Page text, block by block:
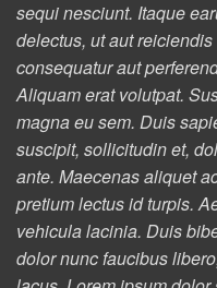
sequi nesciunt. Itaque
delectus, ut aut
consequatur aut
Aliquam erat volutpat.
magna eu sem. Duis
suscipit, sollicitudin et,
ante. Maecenas aliquet
pretium lectus id turpis.
vehicula lacinia. Duis
dolor nunc faucibus